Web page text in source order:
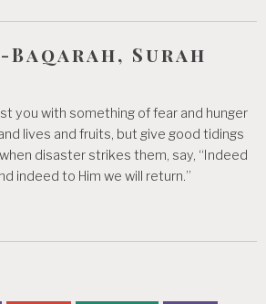
Baqarah, Surah
you with something of fear and hunger
lives and fruits, but give good tidings
disaster strikes them, say, “Indeed
indeed to Him we will return.”